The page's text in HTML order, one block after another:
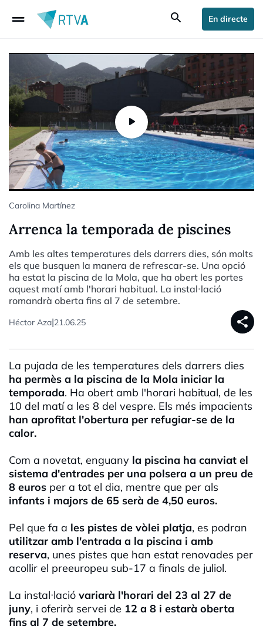
drag_handle search En directe
Carolina Martínez
Arrenca la temporada de piscines
Amb les altes temperatures dels darrers dies, són molts
els que busquen la manera de refrescar-se. Una opció
ha estat la piscina de la Mola, que ha obert les portes
aquest matí amb l'horari habitual. La instal·lació
romandrà oberta fins al 7 de setembre.
Héctor Aza|21.06.25 share
La pujada de les temperatures dels darrers dies
ha permès a la piscina de la Mola iniciar la
temporada. Ha obert amb l'horari habitual, de les
10 del matí a les 8 del vespre. Els més impacients
han aprofitat l'obertura per refugiar-se de la
calor.
Com a novetat, enguany la piscina ha canviat el
sistema d'entrades per una polsera a un preu de
8 euros per a tot el dia, mentre que per als
infants i majors de 65 serà de 4,50 euros.
Pel que fa a les pistes de vòlei platja, es podran
utilitzar amb l'entrada a la piscina i amb
reserva, unes pistes que han estat renovades per
acollir el preeuropeu sub-17 a finals de juliol.
La instal·lació variarà l'horari del 23 al 27 de
juny, i oferirà servei de 12 a 8 i estarà oberta
fins al 7 de setembre.